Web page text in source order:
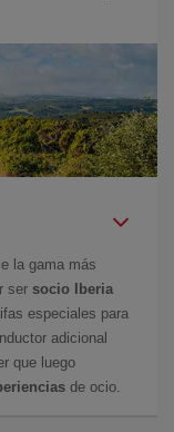
la gama más
ser socio Iberia
especiales para
adicional
que luego
de ocio.